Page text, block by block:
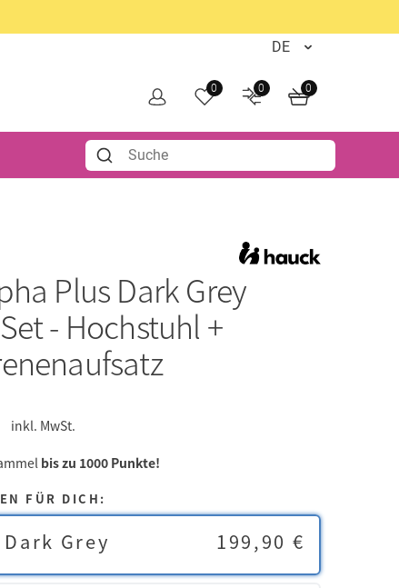
0 0 0
Plus Dark Grey
- Hochstuhl +
inkl. MwSt.
bis zu 1000 Punkte!
FÜR DICH:
Grey 199,90 €